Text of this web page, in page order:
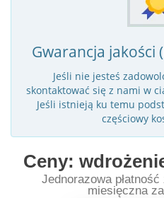
Gwarancja jakości
Jeśli nie jesteś
skontaktować się z nami w
Jeśli istnieją ku temu
częściowy
Ceny:
Jednorazowa
miesięczna